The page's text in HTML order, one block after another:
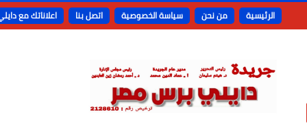
الرئيسية من نحن سياسة الخصوصية اتصل بنا اعلاناتك مع